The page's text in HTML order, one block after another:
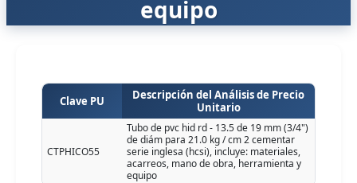
equipo
Clave PU
Descripción del Análisis de Precio
Unitario
CTPHICO55
Tubo de pvc hid rd - 13.5 de 19 mm (3/4")
de diám para 21.0 kg / cm 2 cementar
serie inglesa (hcsi), incluye: materiales,
acarreos, mano de obra, herramienta y
equipo